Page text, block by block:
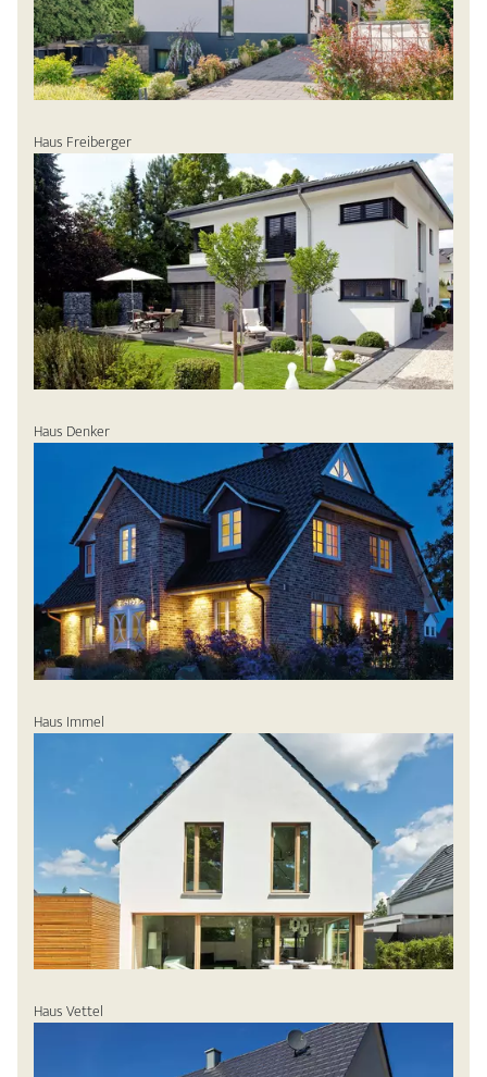
Haus Freiberger
Haus Denker
Haus Immel
Haus Vettel